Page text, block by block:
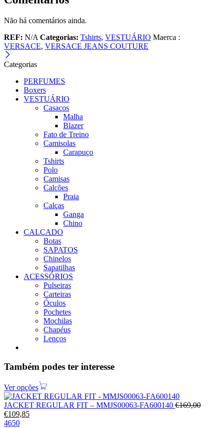
Não há comentários ainda.
REF: N/A Categorias: Tshirts, VESTUÁRIO Maerca :
VERSACE, VERSACE JEANS COUTURE
Categorias
PERFUMES
Boxers
VESTUÁRIO
Casacos
Malha
Blazer
Fato de Treino
Camisolas
Carapuço
Tshirts
Polo
Camisas
Calcões
Praia
Calças
Ganga
Chino
CALÇADO
Botas
SAPATOS
Chinelos
Sapatilhas
ACESSÓRIOS
Pulseiras
Carteiras
Óculos
Pochetes
Mochilas
Chapéus
Lenços
Também podes ter interesse
Ver opções
JACKET REGULAR FIT – MMJS00063-FA600140 €169,00
€109,85
4650